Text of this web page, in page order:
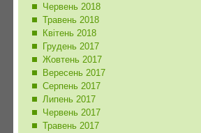
Червень 2018
Травень 2018
Квітень 2018
Грудень 2017
Жовтень 2017
Вересень 2017
Серпень 2017
Липень 2017
Червень 2017
Травень 2017